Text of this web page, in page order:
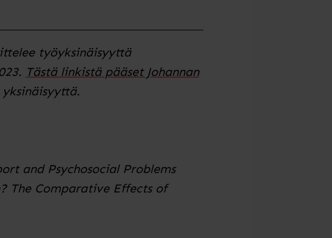
työyksinäisyyttä
Tästä linkistä pääset Johannan
and Psychosocial Problems
The Comparative Effects of